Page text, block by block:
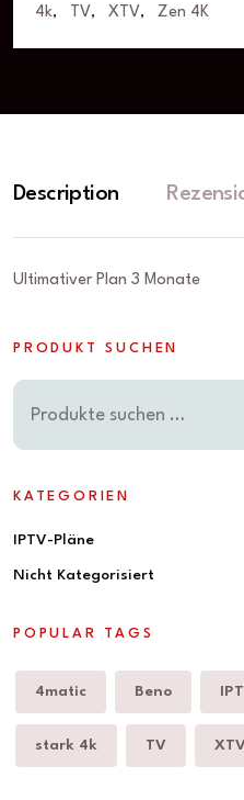
4k, TV, XTV, Zen 4K
Description
Ultimativer Plan 3 Monate
PRODUKT SUCHEN
KATEGORIEN
IPTV-Pläne
Nicht Kategorisiert
POPULAR TAGS
4matic Beno
stark 4k TV XTV